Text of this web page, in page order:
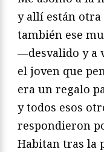
y allí están otra
también ese
—desvalido y a
el joven que
era un regalo
y todos esos
respondieron
Habitan tras la